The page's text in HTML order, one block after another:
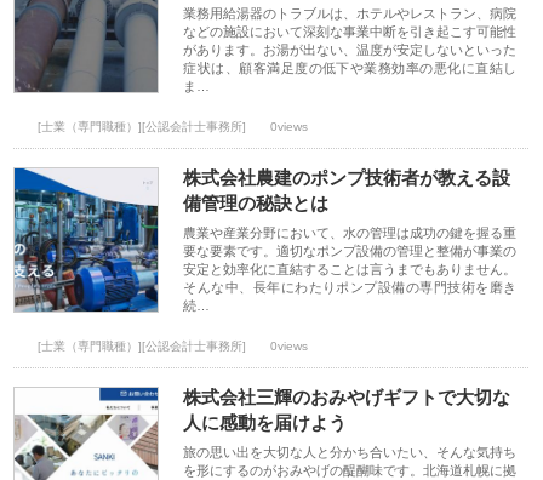
業務用給湯器のトラブルは、ホテルやレストラン、病院
などの施設において深刻な事業中断を引き起こす可能性
があります。お湯が出ない、温度が安定しないといった
症状は、顧客満足度の低下や業務効率の悪化に直結し
ま…
[士業（専門職種）][公認会計士事務所] 0views
株式会社農建のポンプ技術者が教える設
備管理の秘訣とは
農業や産業分野において、水の管理は成功の鍵を握る重
要な要素です。適切なポンプ設備の管理と整備が事業の
安定と効率化に直結することは言うまでもありません。
そんな中、長年にわたりポンプ設備の専門技術を磨き
続…
[士業（専門職種）][公認会計士事務所] 0views
株式会社三輝のおみやげギフトで大切な
人に感動を届けよう
旅の思い出を大切な人と分かち合いたい、そんな気持ち
を形にするのがおみやげの醍醐味です。北海道札幌に拠